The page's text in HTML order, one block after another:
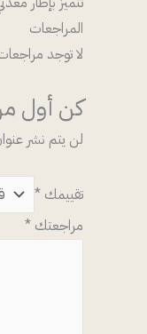
المراجعات
لا توجد
كن أول
لن يتم نشر
تقييمك *
مراجعتك *